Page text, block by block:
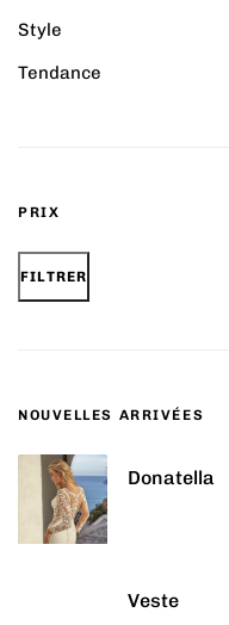
Style
Tendance
PRIX
FILTRER
NOUVELLES ARRIVÉES
Donatella
Veste